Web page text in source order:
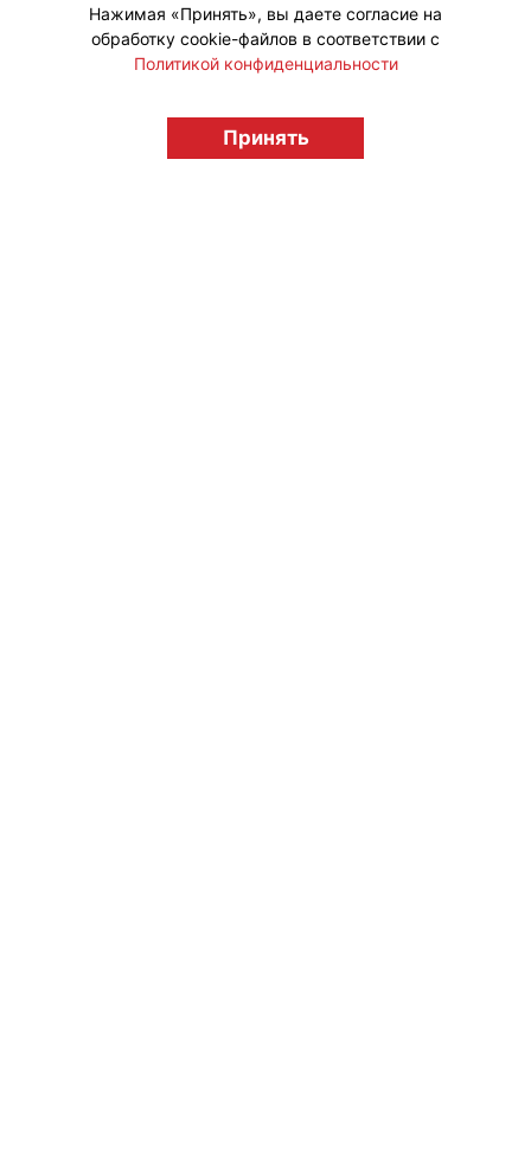
licensingrussia.ru, 2009-2026 12+
Нажимая «Принять», вы даете согласие на
обработку cookie-файлов в соответствии с
Политикой конфиденциальности
Принять